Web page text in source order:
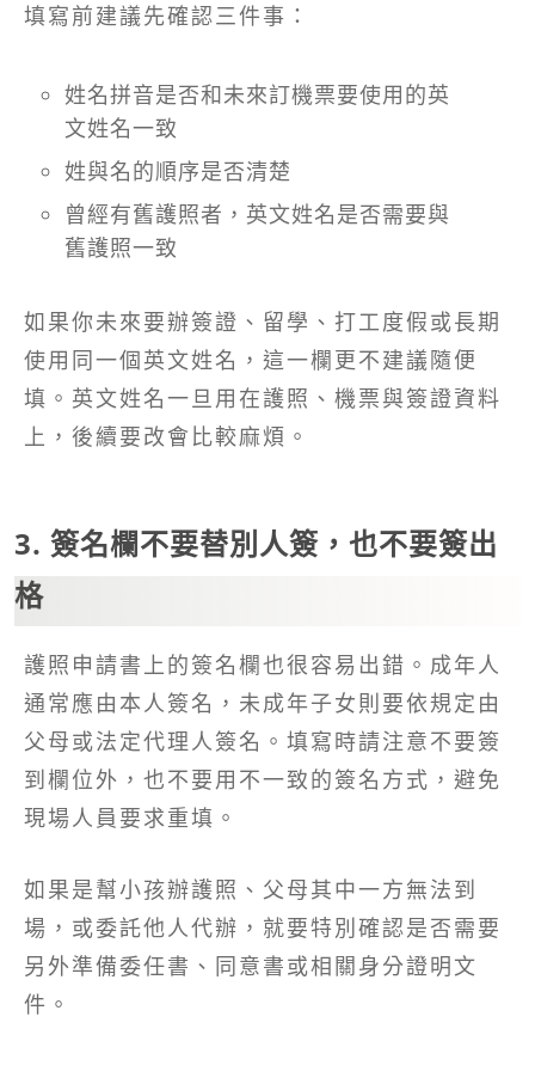
填寫前建議先確認三件事：
姓名拼音是否和未來訂機票要使用的英
文姓名一致
姓與名的順序是否清楚
曾經有舊護照者，英文姓名是否需要與
舊護照一致
如果你未來要辦簽證、留學、打工度假或長期
使用同一個英文姓名，這一欄更不建議隨便
填。英文姓名一旦用在護照、機票與簽證資料
上，後續要改會比較麻煩。
3. 簽名欄不要替別人簽，也不要簽出
格
護照申請書上的簽名欄也很容易出錯。成年人
通常應由本人簽名，未成年子女則要依規定由
父母或法定代理人簽名。填寫時請注意不要簽
到欄位外，也不要用不一致的簽名方式，避免
現場人員要求重填。
如果是幫小孩辦護照、父母其中一方無法到
場，或委託他人代辦，就要特別確認是否需要
另外準備委任書、同意書或相關身分證明文
件。